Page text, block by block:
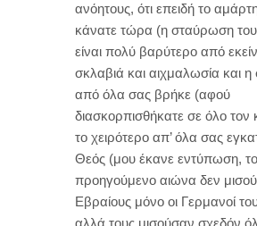
ανόητους, ότι επειδή το
κάνατε τώρα (η σταύρωση του
είναι πολύ βαρύτερο από
σκλαβιά και αιχμαλωσία και
από όλα σας βρήκε (αφού
διασκορπισθήκατε σε όλο τον
το χειρότερο απ’ όλα σας
Θεός (μου έκανε εντύπωση,
προηγούμενο αιώνα δεν
Εβραίους μόνο οι Γερμανοί